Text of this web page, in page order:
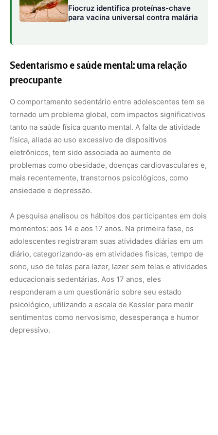
problemas como obesidade, doenças cardiovasculares e,
mais recentemente, transtornos psicológicos, como
momentos: aos 14 e aos 17 anos. Na primeira fase, os
adolescentes registraram suas atividades diárias em um
sono, uso de telas para lazer, lazer sem telas e atividades
educacionais sedentárias. Aos 17 anos, eles
responderam a um questionário sobre seu estado
psicológico, utilizando a escala de Kessler para medir
sentimentos como nervosismo, desesperança e humor
depressivo.